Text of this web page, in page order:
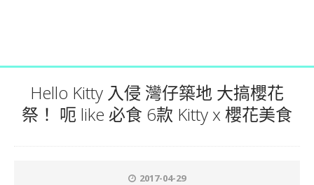
Hello Kitty 入侵 灣仔築地 大搞櫻花
祭！ 呃 like 必食 6款 Kitty x 櫻花美食
2017-04-29